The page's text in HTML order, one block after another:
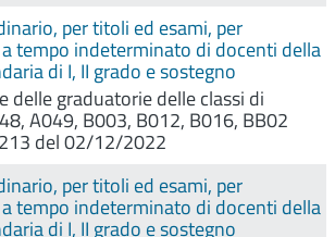
per titoli ed esami, per
tempo indeterminato di docenti della
di I, II grado e sostegno
delle graduatorie delle classi di
A049, B003, B012, B016, BB02
del 02/12/2022
per titoli ed esami, per
tempo indeterminato di docenti della
di I, II grado e sostegno